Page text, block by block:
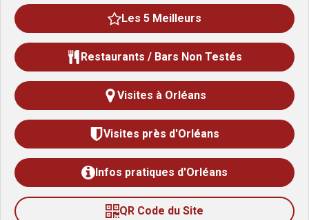
Les 5 Meilleurs
Restaurants / Bars Non Testés
Visites à Orléans
Visites près d'Orléans
Infos pratiques d'Orléans
QR Code du Site